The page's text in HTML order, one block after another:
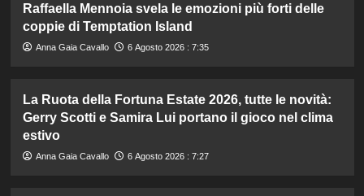
Raffaella Mennoia svela le emozioni più forti delle
coppie di Temptation Island
Anna Gaia Cavallo 6 Agosto 2026 : 7:35
La Ruota della Fortuna Estate 2026, tutte le novità:
Gerry Scotti e Samira Lui portano il gioco nel clima
estivo
Anna Gaia Cavallo 6 Agosto 2026 : 7:27